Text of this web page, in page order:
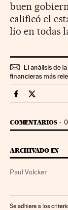
buen
calificó el
lío en todas
El análisis de
financieras más
EconomiaEconomia
COMENTARIOS 0
IR A LOS
ARCHIVADO EN
Paul Volcker
Se adhiere a los